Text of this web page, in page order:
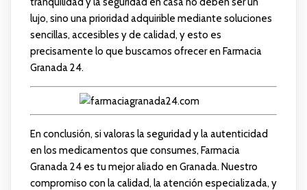
lujo, sino una prioridad adquirible mediante soluciones
sencillas, accesibles y de calidad, y esto es
precisamente lo que buscamos ofrecer en Farmacia
Granada 24.
En conclusión, si valoras la seguridad y la autenticidad
en los medicamentos que consumes, Farmacia
Granada 24 es tu mejor aliado en Granada. Nuestro
compromiso con la calidad, la atención especializada, y